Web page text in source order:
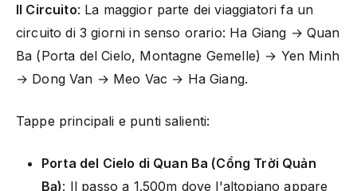
Il Circuito: La maggior parte dei viaggiatori fa un
circuito di 3 giorni in senso orario: Ha Giang → Quan
Ba (Porta del Cielo, Montagne Gemelle) → Yen Minh
→ Dong Van → Meo Vac → Ha Giang.
Tappe principali e punti salienti:
Porta del Cielo di Quan Ba (Cổng Trời Quản
Bạ): Il passo a 1.500m dove l'altopiano appare